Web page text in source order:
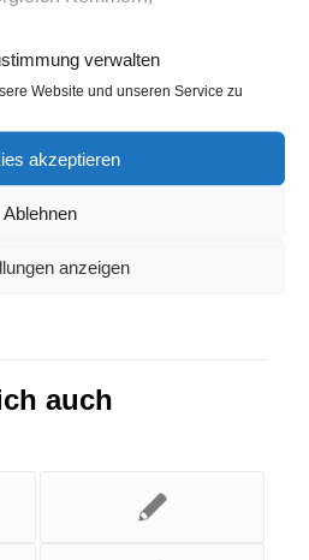
verwalten
Website und unseren Service zu
akzeptieren
Ablehnen
anzeigen
,Strompreisvergleich
auch